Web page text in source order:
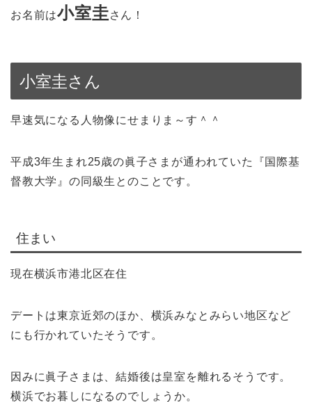
お名前は小室圭さん！
小室圭さん
早速気になる人物像にせまりま～す＾＾
平成3年生まれ25歳の眞子さまが通われていた『国際基
督教大学』の同級生とのことです。
住まい
現在横浜市港北区在住
デートは東京近郊のほか、横浜みなとみらい地区など
にも行かれていたそうです。
因みに眞子さまは、結婚後は皇室を離れるそうです。
横浜でお暮しになるのでしょうか。